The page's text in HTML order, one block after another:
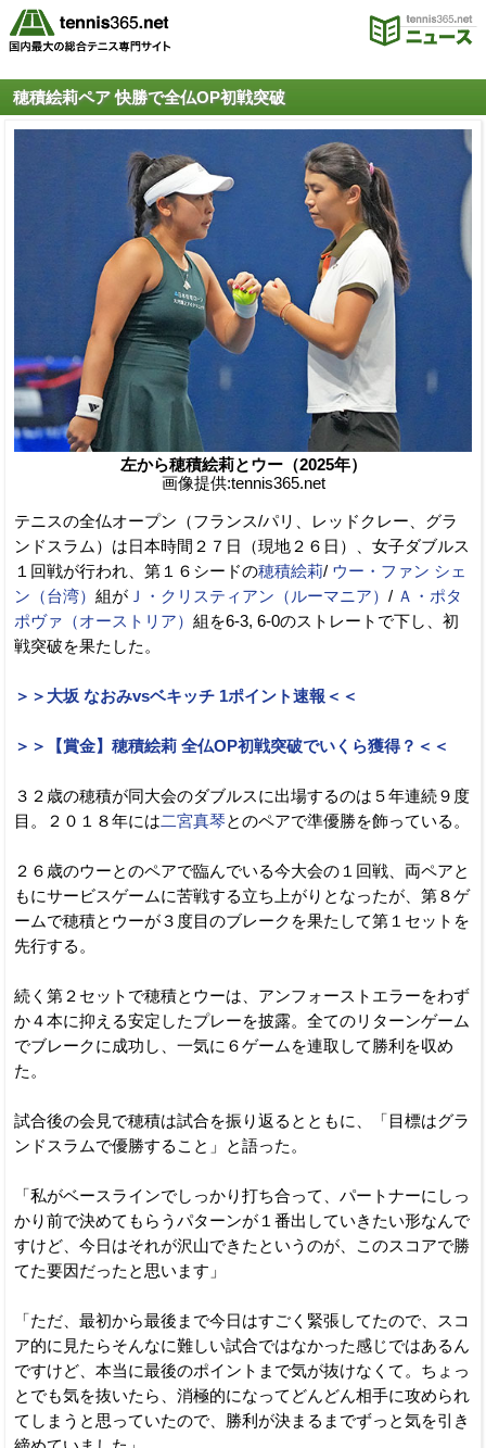
穂積絵莉ペア 快勝で全仏OP初戦突破
左から穂積絵莉とウー（2025年）
画像提供:tennis365.net
テニスの全仏オープン（フランス/パリ、レッドクレー、グラ
ンドスラム）は日本時間２７日（現地２６日）、女子ダブルス
１回戦が行われ、第１６シードの穂積絵莉/ ウー・ファン シェ
ン（台湾） 組が Ｊ・クリスティアン（ルーマニア） / Ａ・ポタ
ポヴァ（オーストリア） 組を6-3, 6-0のストレートで下し、初
戦突破を果たした。
＞＞大坂 なおみvsベキッチ 1ポイント速報＜＜
＞＞【賞金】穂積絵莉 全仏OP初戦突破でいくら獲得？＜＜
３２歳の穂積が同大会のダブルスに出場するのは５年連続９度
目。２０１８年には二宮真琴とのペアで準優勝を飾っている。
２６歳のウーとのペアで臨んでいる今大会の１回戦、両ペアと
もにサービスゲームに苦戦する立ち上がりとなったが、第８ゲ
ームで穂積とウーが３度目のブレークを果たして第１セットを
先行する。
続く第２セットで穂積とウーは、アンフォーストエラーをわず
か４本に抑える安定したプレーを披露。全てのリターンゲーム
でブレークに成功し、一気に６ゲームを連取して勝利を収め
た。
試合後の会見で穂積は試合を振り返るとともに、「目標はグラ
ンドスラムで優勝すること」と語った。
「私がベースラインでしっかり打ち合って、パートナーにしっ
かり前で決めてもらうパターンが１番出していきたい形なんで
すけど、今日はそれが沢山できたというのが、このスコアで勝
てた要因だったと思います」
「ただ、最初から最後まで今日はすごく緊張してたので、スコ
ア的に見たらそんなに難しい試合ではなかった感じではあるん
ですけど、本当に最後のポイントまで気が抜けなくて。ちょっ
とでも気を抜いたら、消極的になってどんどん相手に攻められ
てしまうと思っていたので、勝利が決まるまでずっと気を引き